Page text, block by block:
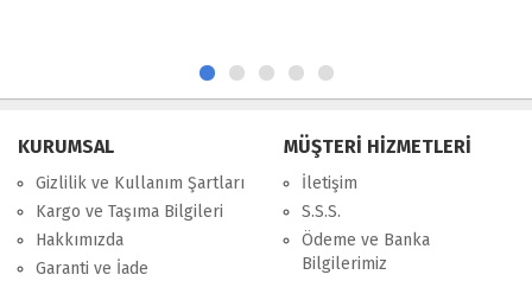
KURUMSAL
Gizlilik ve Kullanım Şartları
Kargo ve Taşıma Bilgileri
Hakkımızda
Garanti ve İade
MÜŞTERİ HİZMETLERİ
İletişim
S.S.S.
Ödeme ve Banka
Bilgilerimiz